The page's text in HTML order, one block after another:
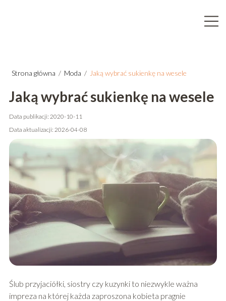
Strona główna / Moda / Jaką wybrać sukienkę na wesele
Jaką wybrać sukienkę na wesele
Data publikacji: 2020-10-11
Data aktualizacji: 2026-04-08
Ślub przyjaciółki, siostry czy kuzynki to niezwykle ważna
impreza na której każda zaproszona kobieta pragnie